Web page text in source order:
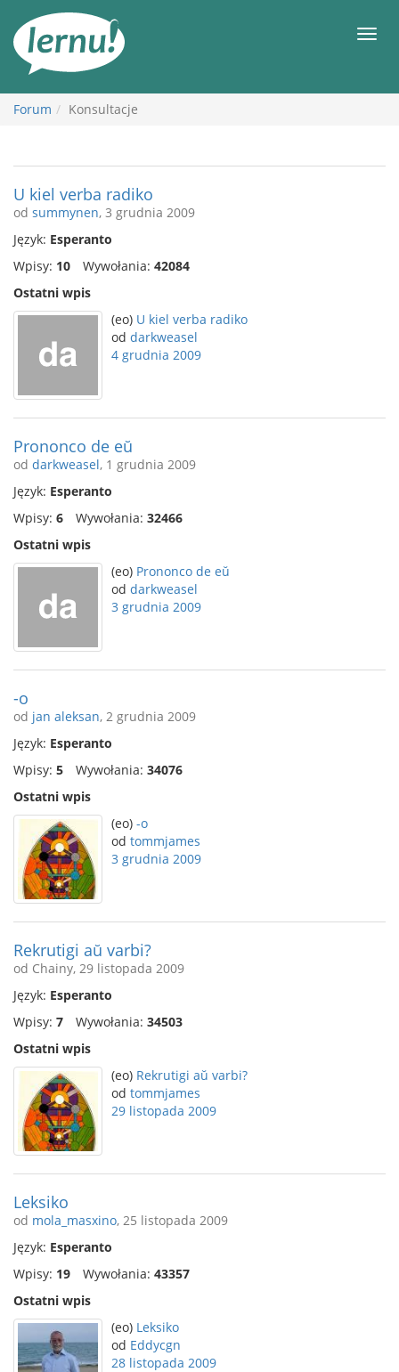
Forum Konsultacje
U kiel verba radiko
od summynen, 3 grudnia 2009
Język: Esperanto
Wpisy: 10 Wywołania: 42084
Ostatni wpis
(eo) U kiel verba radiko
od darkweasel
4 grudnia 2009
Prononco de eŭ
od darkweasel, 1 grudnia 2009
Język: Esperanto
Wpisy: 6 Wywołania: 32466
Ostatni wpis
(eo) Prononco de eŭ
od darkweasel
3 grudnia 2009
-o
od jan aleksan, 2 grudnia 2009
Język: Esperanto
Wpisy: 5 Wywołania: 34076
Ostatni wpis
(eo) -o
od tommjames
3 grudnia 2009
Rekrutigi aŭ varbi?
od Chainy, 29 listopada 2009
Język: Esperanto
Wpisy: 7 Wywołania: 34503
Ostatni wpis
(eo) Rekrutigi aŭ varbi?
od tommjames
29 listopada 2009
Leksiko
od mola_masxino, 25 listopada 2009
Język: Esperanto
Wpisy: 19 Wywołania: 43357
Ostatni wpis
(eo) Leksiko
od Eddycgn
28 listopada 2009